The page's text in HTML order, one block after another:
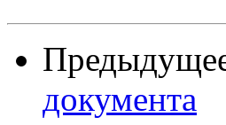
документа